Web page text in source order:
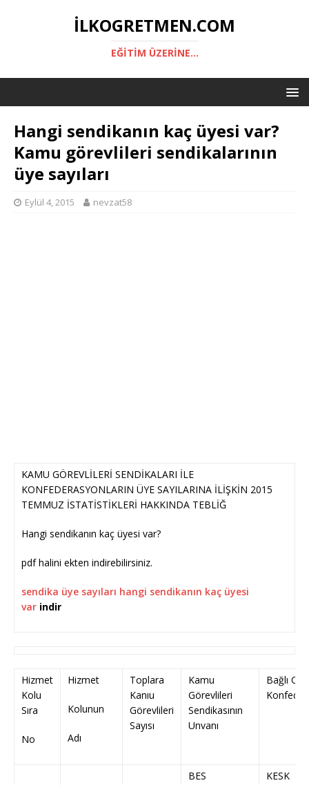
ILKOGRETMEN.COM
EĞITIM ÜZERINE...
Hangi sendikanın kaç üyesi var?
Kamu görevlileri sendikalarının
üye sayıları
Eylül 4, 2015 nevzat58
KAMU GÖREVLİLERİ SENDİKALARI İLE
KONFEDERASYONLARIN ÜYE SAYILARINA İLİŞKİN 2015
TEMMUZ İSTATİSTİKLERİ HAKKINDA TEBLİĞ
Hangi sendikanın kaç üyesi var?
pdf halini ekten indirebilirsiniz.
sendika üye sayıları hangi sendikanın kaç üyesi
var indir
Hizmet
Kolu
Sıra
No
Hizmet
Kolunun
Adı
Toplara
Kanıu
Görevlileri
Sayısı
Kamu
Görevlileri
Sendikasının
Unvanı
Bağlı
BES KESK